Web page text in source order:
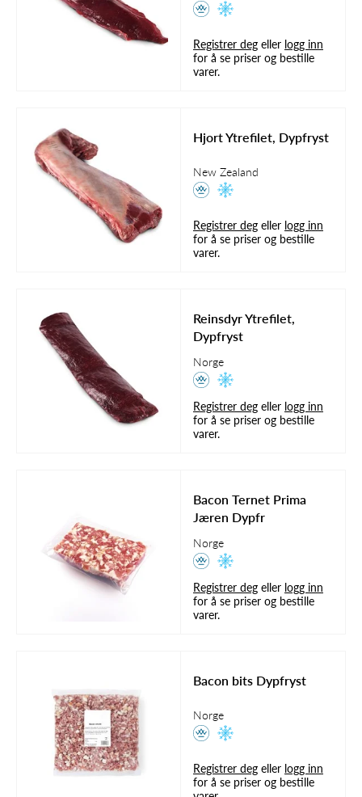
Registrer deg eller logg inn
for å se priser og bestille
varer.
Hjort Ytrefilet, Dypfryst
New Zealand
Registrer deg eller logg inn
for å se priser og bestille
varer.
Reinsdyr Ytrefilet,
Dypfryst
Norge
Registrer deg eller logg inn
for å se priser og bestille
varer.
Bacon Ternet Prima
Jæren Dypfr
Norge
Registrer deg eller logg inn
for å se priser og bestille
varer.
Bacon bits Dypfryst
Norge
Registrer deg eller logg inn
for å se priser og bestille